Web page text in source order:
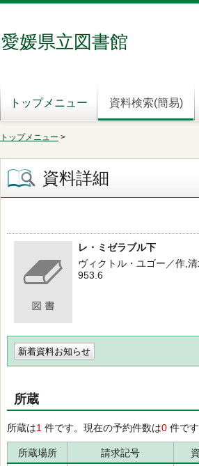
愛媛県立図書館
トップメニュー 資料検索(簡易)
トップメニュー >
資料詳細
レ・ミゼラブル下
ヴィクトル・ユゴー／作,
953.6
新着資料お知らせ
所蔵
所蔵は1 件です。現在の予約件数は0 件です
所蔵場所 請求記号